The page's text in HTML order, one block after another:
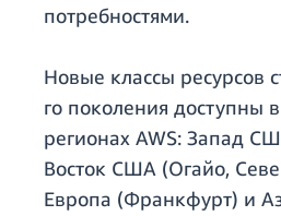
потребностями.
Новые классы ресурсов
го поколения доступны
регионах AWS: Запад
Восток США (Огайо,
Европа (Франкфурт) и